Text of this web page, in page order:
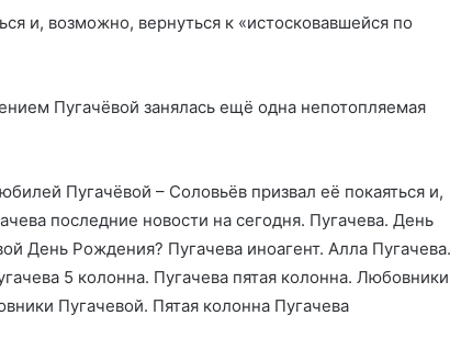
и, возможно, вернуться к «истосковавшейся по
Пугачёвой занялась ещё одна непотопляемая